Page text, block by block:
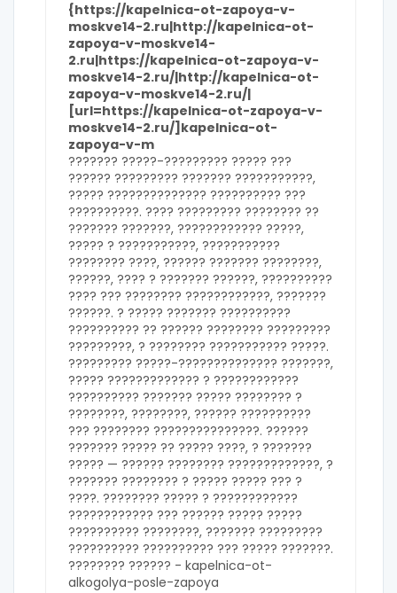
{https://kapelnica-ot-zapoya-v-
moskve14-2.ru|http://kapelnica-ot-
zapoya-v-moskve14-
2.ru|https://kapelnica-ot-zapoya-v-
moskve14-2.ru/|http://kapelnica-ot-
zapoya-v-moskve14-2.ru/|
[url=https://kapelnica-ot-zapoya-v-
moskve14-2.ru/]kapelnica-ot-
zapoya-v-m
??????? ?????-????????? ????? ???
?????? ????????? ??????? ???????????,
????? ?????????????? ?????????? ???
??????????. ???? ????????? ???????? ??
??????? ???????, ???????????? ?????,
????? ? ???????????, ???????????
???????? ????, ?????? ??????? ????????,
??????, ???? ? ??????? ??????, ??????????
???? ??? ???????? ????????????, ???????
??????. ? ????? ??????? ??????????
?????????? ?? ?????? ???????? ?????????
?????????, ? ???????? ??????????? ?????.
????????? ?????-?????????????? ???????,
????? ????????????? ? ????????????
?????????? ??????? ????? ???????? ?
????????, ????????, ?????? ??????????
??? ???????? ???????????????. ??????
??????? ????? ?? ????? ????, ? ???????
????? — ?????? ???????? ?????????????, ?
??????? ???????? ? ????? ????? ??? ?
????. ???????? ????? ? ????????????
???????????? ??? ?????? ????? ?????
?????????? ????????, ??????? ?????????
?????????? ?????????? ??? ????? ???????.
???????? ?????? - kapelnica-ot-
alkogolya-posle-zapoya